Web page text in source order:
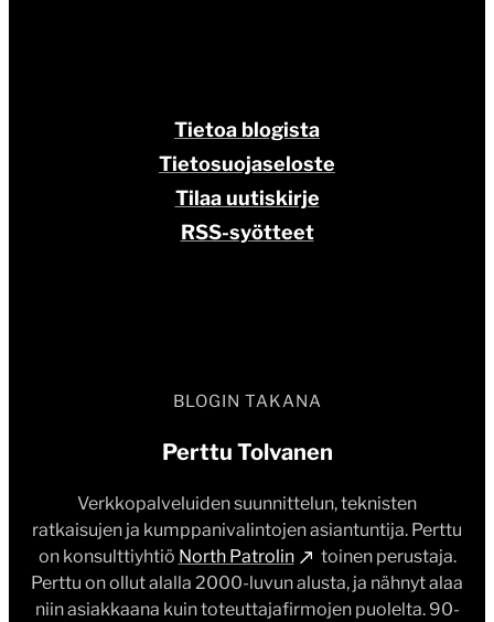
BLOGIN TAKANA
Perttu Tolvanen
Verkkopalveluiden suunnittelun, teknisten
ratkaisujen ja kumppanivalintojen asiantuntija. Perttu
on konsulttiyhtiö North Patrolin
toinen perustaja.
Perttu on ollut alalla 2000-luvun alusta, ja nähnyt alaa
niin asiakkaana kuin toteuttajafirmojen puolelta. 90-
Tietoa blogista
Tietosuojaseloste
Tilaa uutiskirje
RSS-syötteet